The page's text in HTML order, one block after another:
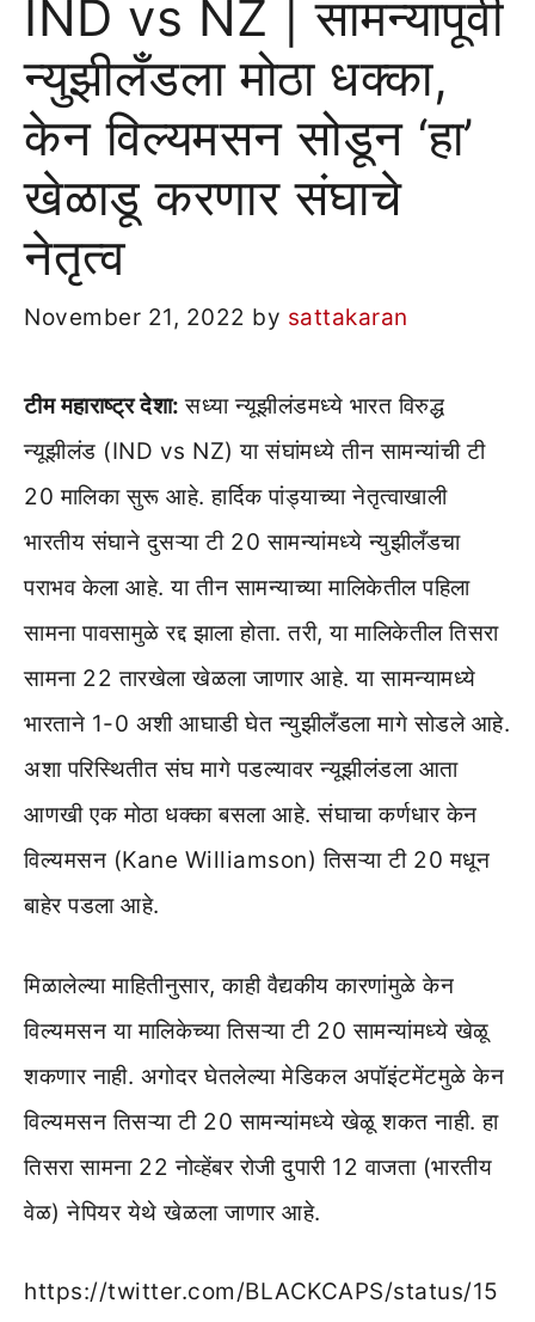
IND vs NZ | सामन्यापूर्वी
न्युझीलँडला मोठा धक्का,
केन विल्यमसन सोडून ‘हा’
खेळाडू करणार संघाचे
नेतृत्व
November 21, 2022 by sattakaran
टीम महाराष्ट्र देशा:सध्या न्यूझीलंडमध्ये भारत विरुद्ध
न्यूझीलंड (IND vs NZ) या संघांमध्ये तीन सामन्यांची टी
20 मालिका सुरू आहे. हार्दिक पांड्याच्या नेतृत्वाखाली
भारतीय संघाने दुसऱ्या टी 20 सामन्यांमध्ये न्युझीलँडचा
पराभव केला आहे. या तीन सामन्याच्या मालिकेतील पहिला
सामना पावसामुळे रद्द झाला होता. तरी, या मालिकेतील तिसरा
सामना 22 तारखेला खेळला जाणार आहे. या सामन्यामध्ये
भारताने 1-0 अशी आघाडी घेत न्युझीलँडला मागे सोडले आहे.
अशा परिस्थितीत संघ मागे पडल्यावर न्यूझीलंडला आता
आणखी एक मोठा धक्का बसला आहे. संघाचा कर्णधार केन
विल्यमसन (Kane Williamson) तिसऱ्या टी 20 मधून
बाहेर पडला आहे.
मिळालेल्या माहितीनुसार, काही वैद्यकीय कारणांमुळे केन
विल्यमसन या मालिकेच्या तिसऱ्या टी 20 सामन्यांमध्ये खेळू
शकणार नाही. अगोदर घेतलेल्या मेडिकल अपॉइंटमेंटमुळे केन
विल्यमसन तिसऱ्या टी 20 सामन्यांमध्ये खेळू शकत नाही. हा
तिसरा सामना 22 नोव्हेंबर रोजी दुपारी 12 वाजता (भारतीय
वेळ) नेपियर येथे खेळला जाणार आहे.
https://twitter.com/BLACKCAPS/status/15